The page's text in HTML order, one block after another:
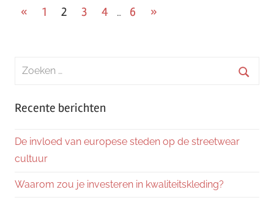
Berichten
« Vorige
1 2 3 4 … 6
Volgende
»
Zoeken
Recente berichten
De invloed van europese steden op de streetwear
cultuur
Waarom zou je investeren in kwaliteitskleding?